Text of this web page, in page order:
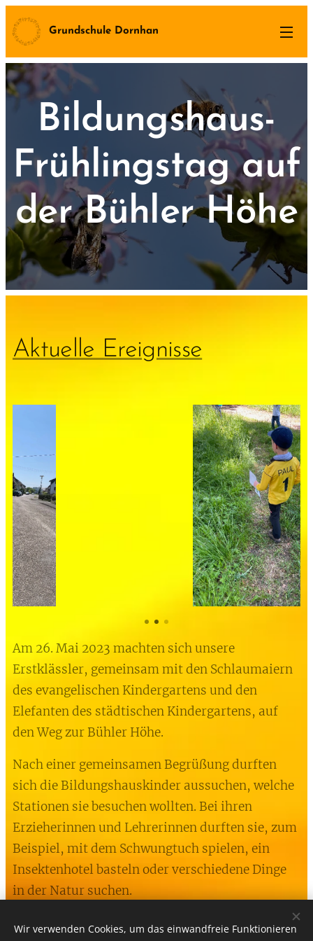
Grundschule Dornhan
Bildungshaus-
Frühlingstag auf
der Bühler Höhe
Aktuelle Ereignisse
Am 26. Mai 2023 machten sich unsere
Erstklässler, gemeinsam mit den Schlaumaiern
des evangelischen Kindergartens und den
Elefanten des städtischen Kindergartens, auf
den Weg zur Bühler Höhe.
Nach einer gemeinsamen Begrüßung durften
sich die Bildungshauskinder aussuchen, welche
Stationen sie besuchen wollten. Bei ihren
Erzieherinnen und Lehrerinnen durften sie, zum
Beispiel, mit dem Schwungtuch spielen, ein
Insektenhotel basteln oder verschiedene Dinge
in der Natur suchen.
Wir verwenden Cookies, um das einwandfreie Funktionieren